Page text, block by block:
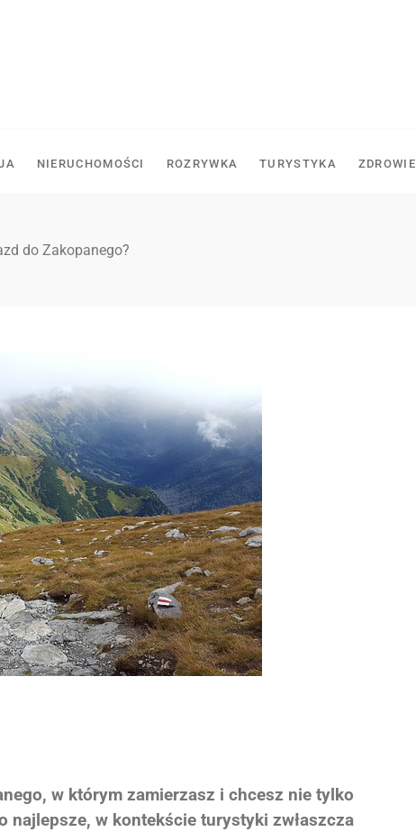
NIERUCHOMOŚCI ROZRYWKA TURYSTYKA ZDROWIE
do Zakopanego?
w którym zamierzasz i chcesz nie tylko
najlepsze, w kontekście turystyki zwłaszcza